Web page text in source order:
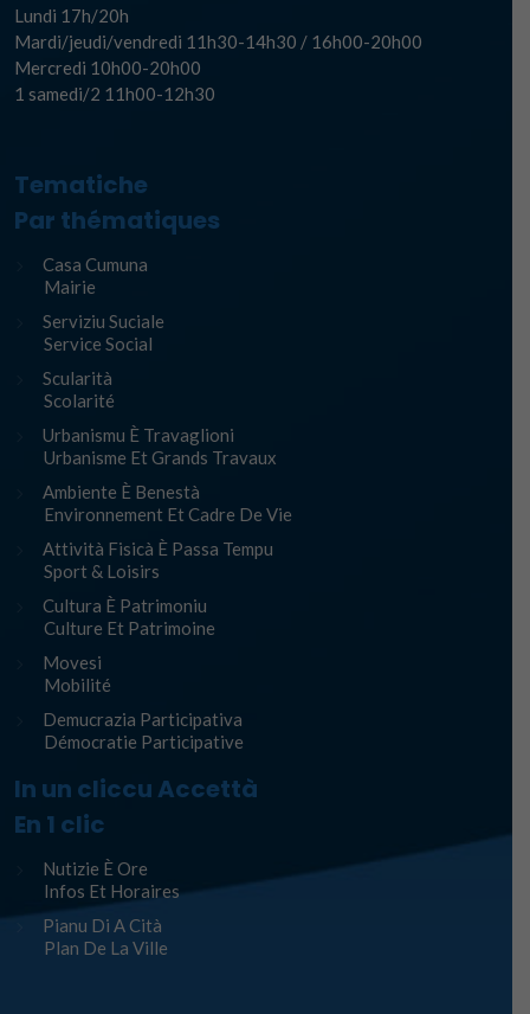
Lundi 17h/20h
Mardi/jeudi/vendredi 11h30-14h30 / 16h00-20h00
Mercredi 10h00-20h00
1 samedi/2 11h00-12h30
Tematiche
Par thématiques
Casa Cumuna
Mairie
Serviziu Suciale
Service Social
Scularità
Scolarité
Urbanismu È Travaglioni
Urbanisme Et Grands Travaux
Ambiente È Benestà
Environnement Et Cadre De Vie
Attività Fisicà È Passa Tempu
Sport & Loisirs
Cultura È Patrimoniu
Culture Et Patrimoine
Movesi
Mobilité
Demucrazia Participativa
Démocratie Participative
In un cliccu Accettà
En 1 clic
Nutizie È Ore
Infos Et Horaires
Pianu Di A Cità
Plan De La Ville